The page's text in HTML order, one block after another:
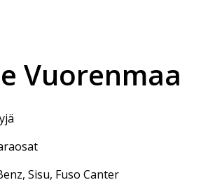
Vuorenmaa
Sisu, Fuso Canter